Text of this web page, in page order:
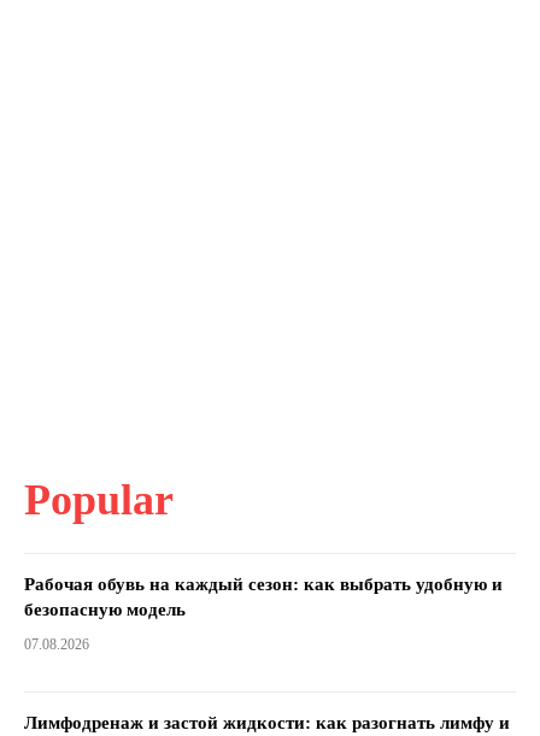
Popular
Рабочая обувь на каждый сезон: как выбрать удобную и
безопасную модель
07.08.2026
Лимфодренаж и застой жидкости: как разогнать лимфу и